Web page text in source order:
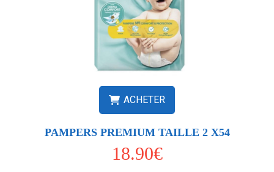
ACHETER
PAMPERS PREMIUM TAILLE 2 X54
18.90€